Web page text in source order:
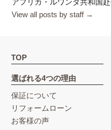
アフリカ・ルワンダ共和国
View all posts by staff →
TOP
選ばれる4つの理由
保証について
リフォームローン
お客様の声